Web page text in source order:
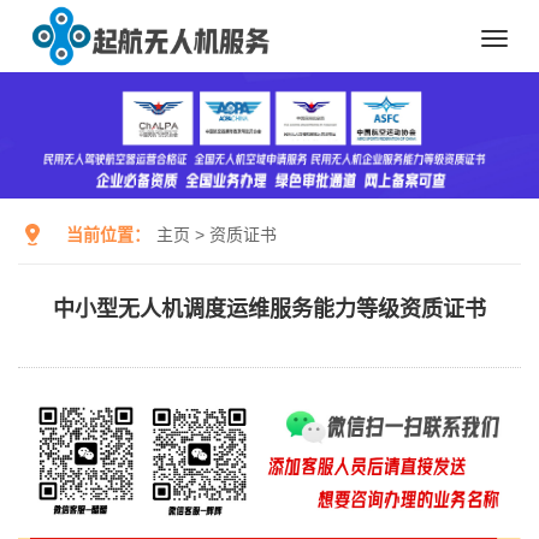
当前位置： 主页 > 资质证书
中小型无人机调度运维服务能力等级资质证书